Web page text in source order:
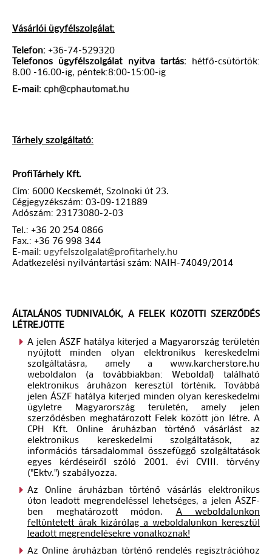
Vásárlói ügyfélszolgálat:
Telefon: +36-74-529320
Telefonos ügyfélszolgálat nyitva tartás:
hétfő-csütörtök:
8.00 -16.00-ig, péntek:8:00-15:00-ig
E-mail: cph@cphautomat.hu
Tárhely szolgáltató:
ProfiTárhely Kft.
Cím: 6000 Kecskemét, Szolnoki út 23.
Cégjegyzékszám: 03-09-121889
Adószám: 23173080-2-03
Tel.: +36 20 254 0866
Fax.: +36 76 998 344
E-mail: ugyfelszolgalat@profitarhely.hu
Adatkezelési nyilvántartási szám: NAIH-74049/2014
ÁLTALÁNOS TUDNIVALÓK, A FELEK KÖZÖTTI SZERZŐDÉS
LÉTREJÖTTE
A jelen ÁSZF hatálya kiterjed a Magyarország területén
nyújtott minden olyan elektronikus kereskedelmi
szolgáltatásra, amely a www.karcherstore.hu
weboldalon (a továbbiakban: Weboldal) található
elektronikus áruházon keresztül történik. Továbbá
jelen ÁSZF hatálya kiterjed minden olyan kereskedelmi
ügyletre Magyarország területén, amely jelen
szerződésben meghatározott Felek között jön létre. A
CPH Kft. Online áruházban történő vásárlást az
elektronikus kereskedelmi szolgáltatások, az
információs társadalommal összefüggő szolgáltatások
egyes kérdéseiről szóló 2001. évi CVIII. törvény
("Ektv.") szabályozza.
Az Online áruházban történő vásárlás elektronikus
úton leadott megrendeléssel lehetséges, a jelen ÁSZF-
ben meghatározott módon. A weboldalunkon
feltüntetett árak kizárólag a weboldalunkon keresztül
leadott megrendelésekre vonatkoznak!
Az Online áruházban történő rendelés regisztrációhoz